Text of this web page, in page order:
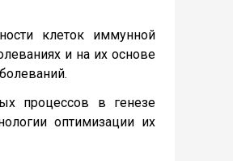
клеток иммунной
и на их основе
процессов в генезе
оптимизации их